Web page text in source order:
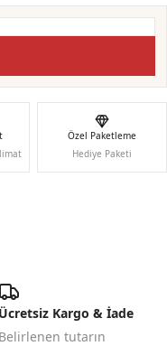
Özel Paketleme
Hediye Paketi
Ücretsiz Kargo & İade
Belirlenen tutarın